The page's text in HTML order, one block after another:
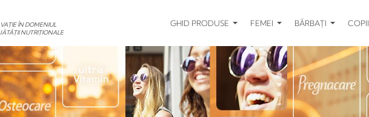
INOVAȚIE ÎN DOMENIUL
SĂNĂTĂȚII NUTRIȚIONALE
GHID PRODUSE FEMEI BĂRBAȚI COPII